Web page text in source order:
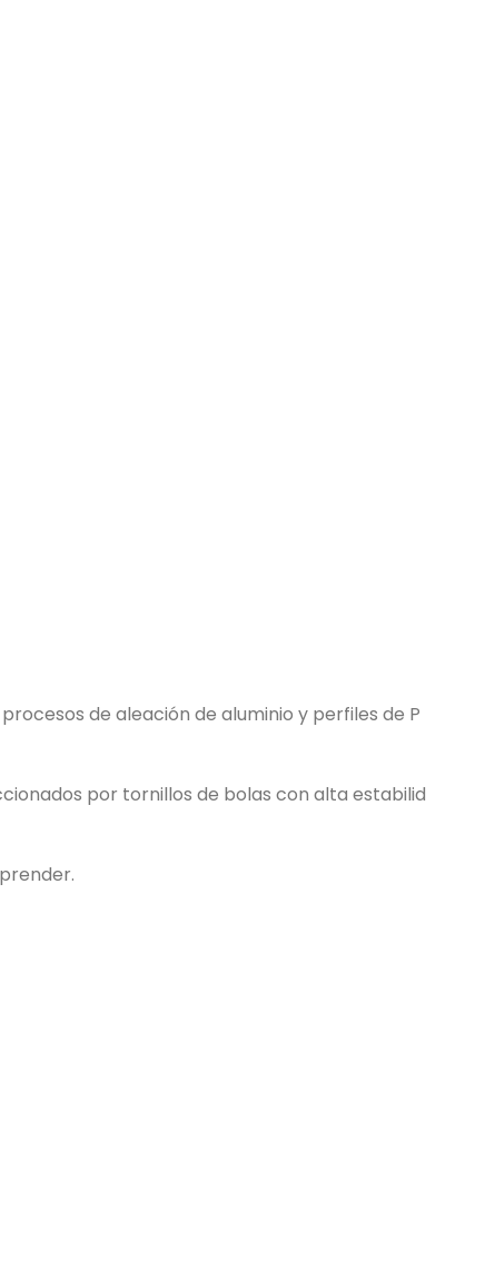
de aleación de aluminio y perfiles de P
por tornillos de bolas con alta estabilid